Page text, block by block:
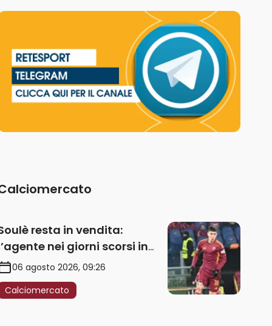
resta in vendita:
nei giorni scorsi in
06 agosto 2026, 09:26
Calciomercato